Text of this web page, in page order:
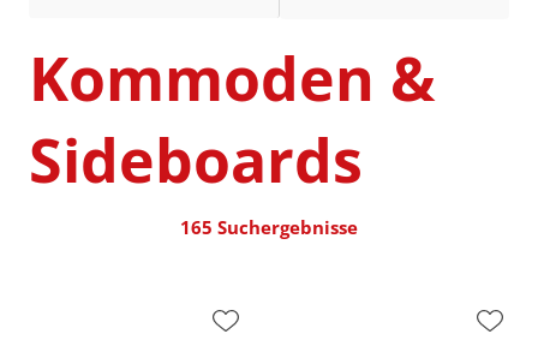
Kommoden &
Sideboards
165 Suchergebnisse